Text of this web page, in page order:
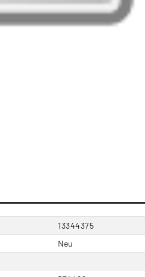
13344375
Neu